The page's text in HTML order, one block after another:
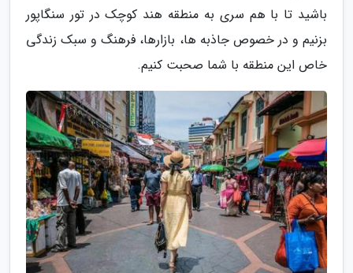
باشید تا با هم سری به منطقه هند کوچک در تور سنگاپور
بزنیم و در خصوص جاذبه ها، بازارها، فرهنگ و سبک زندگی
خاص این منطقه با شما صحبت کنیم.